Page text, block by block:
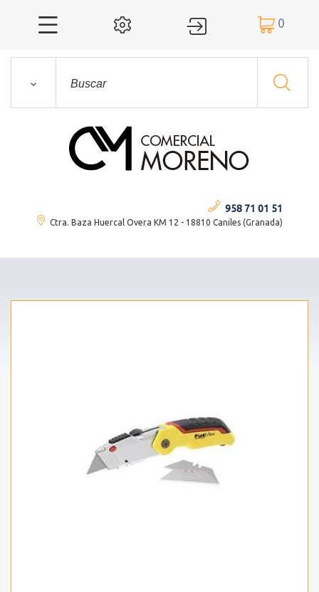
    0
958 71 01 51
Ctra. Baza Huercal Overa KM 12 - 18810 Caniles (Granada)